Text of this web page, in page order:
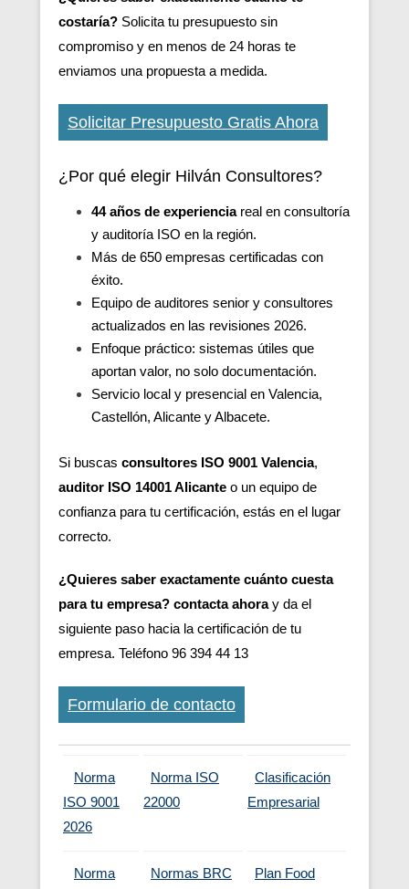
costaría? Solicita tu presupuesto sin
compromiso y en menos de 24 horas te
enviamos una propuesta a medida.
Solicitar Presupuesto Gratis Ahora
¿Por qué elegir Hilván Consultores?
44 años de experienciareal en consultoría
y auditoría ISO en la región.
Más de 650 empresas certificadas con
éxito.
Equipo de auditores senior y consultores
actualizados en las revisiones 2026.
Enfoque práctico: sistemas útiles que
aportan valor, no solo documentación.
Servicio local y presencial en Valencia,
Castellón, Alicante y Albacete.
Si buscas consultores ISO 9001 Valencia,
auditor ISO 14001 Alicante o un equipo de
confianza para tu certificación, estás en el lugar
correcto.
¿Quieres saber exactamente cuánto cuesta
para tu empresa? contacta ahoray da el
siguiente paso hacia la certificación de tu
empresa. Teléfono 96 394 44 13
Formulario de contacto
Norma
ISO 9001
2026
Norma ISO
22000
Clasificación
Empresarial
Norma
Normas BRC
Plan Food